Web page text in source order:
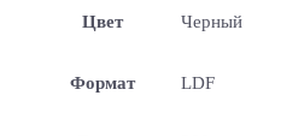
Цвет Черный
Формат LDF